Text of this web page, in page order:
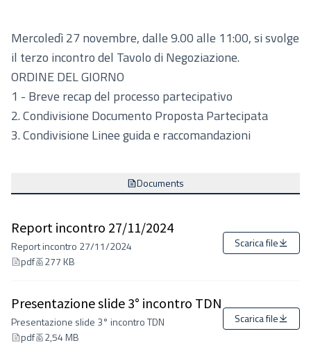
Mercoledì 27 novembre, dalle 9.00 alle 11:00,si svolge
il terzo incontro del Tavolo di Negoziazione.
ORDINE DEL GIORNO
1 - Breve recap del processo partecipativo
2. Condivisione Documento Proposta Partecipata
3. Condivisione Linee guida e raccomandazioni
Documents
Report incontro 27/11/2024
Report incontro 27/11/2024
pdf
277 KB
Scarica file
Presentazione slide 3° incontro TDN
Presentazione slide 3° incontro TDN
pdf
2,54 MB
Scarica file